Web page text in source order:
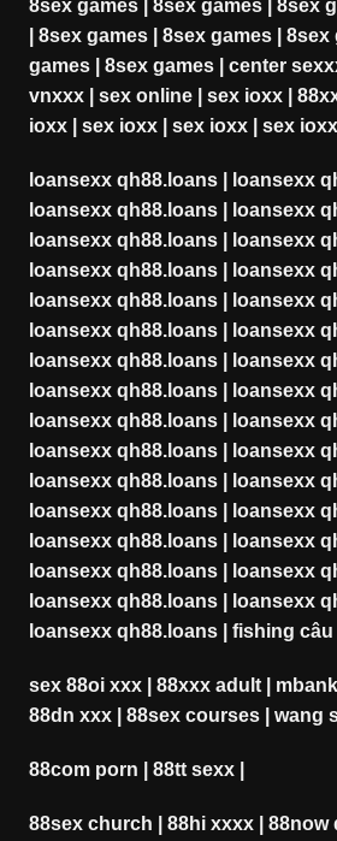
8sex games| 8sex games| 8sex
8sex games| 8sex games| 8sex
games| 8sex games| center
vnxxx| sex online| sex ioxx|
ioxx| sex ioxx| sex ioxx| sex ioxx
loansexx qh88.loans| loansexx
loansexx qh88.loans| loansexx
loansexx qh88.loans| loansexx
loansexx qh88.loans| loansexx
loansexx qh88.loans| loansexx
loansexx qh88.loans| loansexx
loansexx qh88.loans| loansexx
loansexx qh88.loans| loansexx
loansexx qh88.loans| loansexx
loansexx qh88.loans| loansexx
loansexx qh88.loans| loansexx
loansexx qh88.loans| loansexx
loansexx qh88.loans| loansexx
loansexx qh88.loans| loansexx
loansexx qh88.loans| loansexx
loansexx qh88.loans| fishing câu
sex 88oi xxx| 88xxx adult|
88dn xxx| 88sex courses| wang
88com porn 88tt sexx|
88sex church 88hi xxxx| 88now